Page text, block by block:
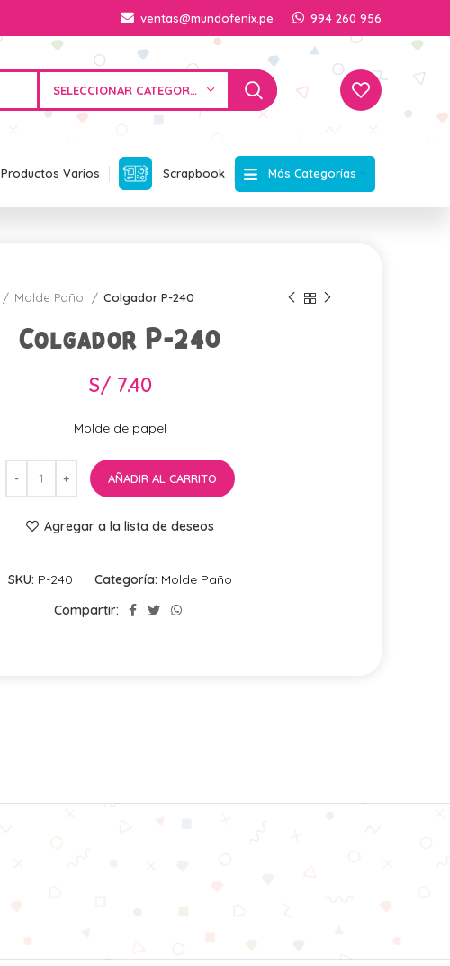
ventas@mundofenix.pe 994 260 956
SELECCIONAR CATEGORÍA
Productos Varios Scrapbook Más Categorías
Molde Paño Colgador P-240
Colgador P-240
S/ 7.40
Molde de papel
AÑADIR AL CARRITO
Agregar a la lista de deseos
SKU: P-240 Categoría: Molde Paño
Compartir: